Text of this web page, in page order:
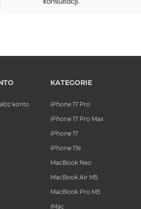
konto
KATEGORIE
iPhone 17 Pro
iPhone 17 Pro Max
iPhone 17
iPhone 17e
MacBook Neo
MacBook Air M5
MacBook Pro M5
iMac